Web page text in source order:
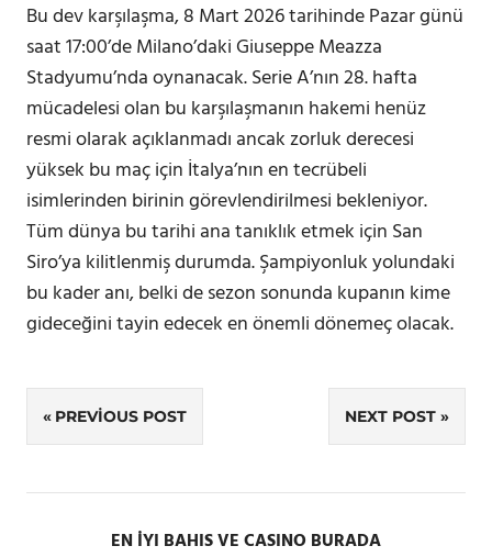
Bu dev karşılaşma, 8 Mart 2026 tarihinde Pazar günü
saat 17:00’de Milano’daki Giuseppe Meazza
Stadyumu’nda oynanacak. Serie A’nın 28. hafta
mücadelesi olan bu karşılaşmanın hakemi henüz
resmi olarak açıklanmadı ancak zorluk derecesi
yüksek bu maç için İtalya’nın en tecrübeli
isimlerinden birinin görevlendirilmesi bekleniyor.
Tüm dünya bu tarihi ana tanıklık etmek için San
Siro’ya kilitlenmiş durumda. Şampiyonluk yolundaki
bu kader anı, belki de sezon sonunda kupanın kime
gideceğini tayin edecek en önemli dönemeç olacak.
Yazı
gezinmesi
PREVIOUS POST NEXT POST
EN İYI BAHIS VE CASINO BURADA